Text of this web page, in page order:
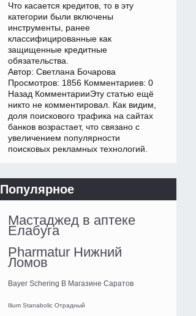
Что касается кредитов, то в эту
категории были включены
инструменты, ранее
классифицированные как
защищенные кредитные
обязательства.
Автор: Светлана Бочарова
Просмотров: 1856 Комментариев: 0
Назад КомментарииЭту статью ещё
никто не комментировал. Как видим,
доля поискового трафика на сайтах
банков возрастает, что связано с
увеличением популярности
поисковых рекламных технологий.
Популярное
Мастаджед в аптеке
Елабуга
Pharmatur Нижний
Ломов
Bayer Schering В Магазине Саратов
Ilium Stanabolic Отрадный